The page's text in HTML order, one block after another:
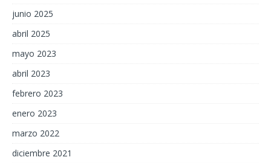
junio 2025
abril 2025
mayo 2023
abril 2023
febrero 2023
enero 2023
marzo 2022
diciembre 2021